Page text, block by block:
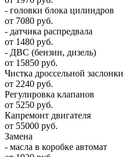
- головки блока цилиндров
от 7080 руб.
- датчика распредвала
от 1480 руб.
- ДВС (бензин, дизель)
от 15850 руб.
Чистка дроссельной заслонки
от 2240 руб.
Регулировка клапанов
от 5250 руб.
Капремонт двигателя
от 55000 руб.
Замена
- масла в коробке автомат